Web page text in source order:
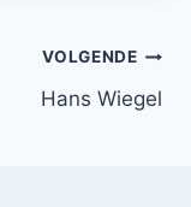
VOLGENDE
Hans Wiegel